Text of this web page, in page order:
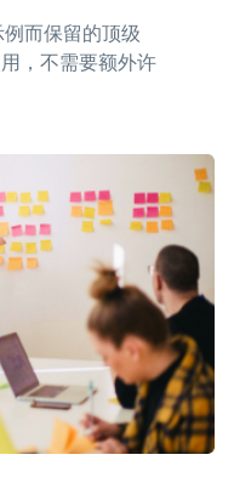
而保留的顶级
，不需要额外许